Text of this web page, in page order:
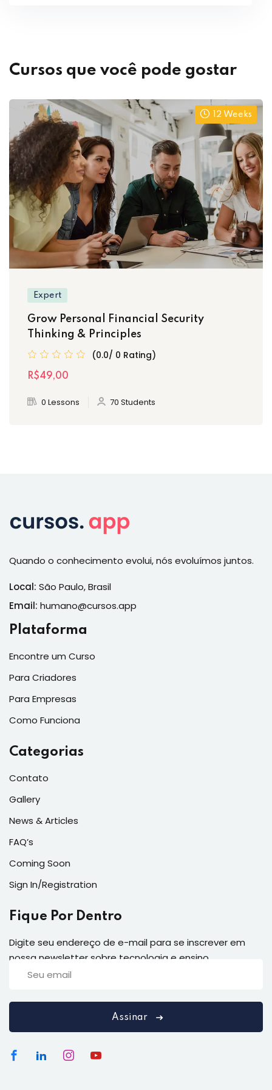
Cursos que você pode gostar
12 Weeks
Expert
Grow Personal Financial Security
Thinking & Principles
(0.0/ 0 Rating)
R$49,00
0 Lessons 70 Students
Quando o conhecimento evolui, nós evoluímos juntos.
Local: São Paulo, Brasil
Email: humano@cursos.app
Plataforma
Encontre um Curso
Para Criadores
Para Empresas
Como Funciona
Categorias
Contato
Gallery
News & Articles
FAQ’s
Coming Soon
Sign In/Registration
Fique Por Dentro
Digite seu endereço de e-mail para se inscrever em
nossa newsletter sobre tecnologia e ensino
Assinar